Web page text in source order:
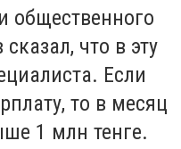
общественного
что в эту
Если
то в месяц
1 млн тенге.